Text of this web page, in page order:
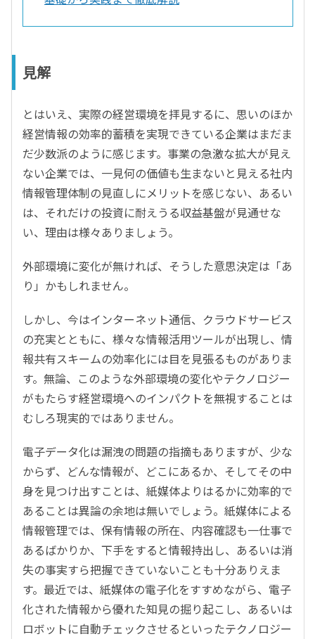
見解
とはいえ、実際の経営環境を拝見するに、思いのほか
経営情報の効率的蓄積を実現できている企業はまだま
だ少数派のように感じます。事業の急激な拡大が見え
ない企業では、一見何の価値も生まないと見える社内
情報管理体制の見直しにメリットを感じない、あるい
は、それだけの投資に耐えうる収益基盤が見通せな
い、理由は様々ありましょう。
外部環境に変化が無ければ、そうした意思決定は「あ
り」かもしれません。
しかし、今はインターネット通信、クラウドサービス
の充実とともに、様々な情報活用ツールが出現し、情
報共有スキームの効率化には目を見張るものがありま
す。無論、このような外部環境の変化やテクノロジー
がもたらす経営環境へのインパクトを無視することは
むしろ現実的ではありません。
電子データ化は漏洩の問題の指摘もありますが、少な
からず、どんな情報が、どこにあるか、そしてその中
身を見つけ出すことは、紙媒体よりはるかに効率的で
あることは異論の余地は無いでしょう。紙媒体による
情報管理では、保有情報の所在、内容確認も一仕事で
あるばかりか、下手をすると情報持出し、あるいは消
失の事実すら把握できていないことも十分ありえま
す。最近では、紙媒体の電子化をすすめながら、電子
化された情報から優れた知見の掘り起こし、あるいは
ロボットに自動チェックさせるといったテクノロジー